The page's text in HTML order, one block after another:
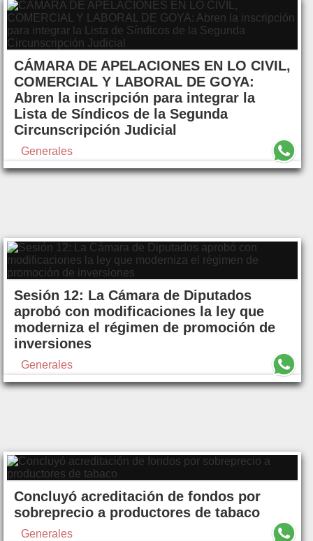
CÁMARA DE APELACIONES EN LO CIVIL,
COMERCIAL Y LABORAL DE GOYA:
Abren la inscripción para integrar la
Lista de Síndicos de la Segunda
Circunscripción Judicial
Generales
Sesión 12: La Cámara de Diputados
aprobó con modificaciones la ley que
moderniza el régimen de promoción de
inversiones
Generales
Concluyó acreditación de fondos por
sobreprecio a productores de tabaco
Generales